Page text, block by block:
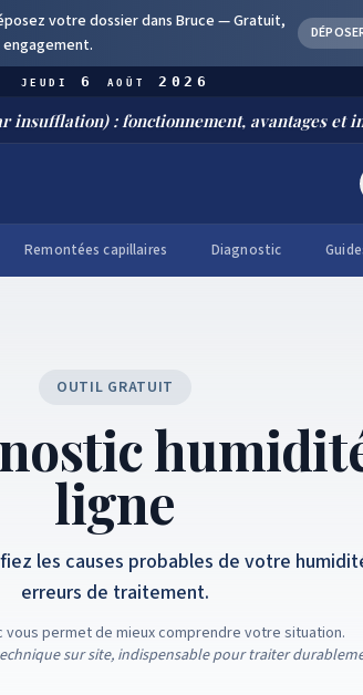
votre dossier dans Bruce —Gratuit,
engagement.
jeudi 6 août 2026
: fonctionnement, avantages et
Remontées capillaires Diagnostic
OUTIL GRATUIT
ligne
les causes probables de votre
erreurs de traitement.
vous permet de mieux comprendre votre situation.
sur site, indispensable pour traiter